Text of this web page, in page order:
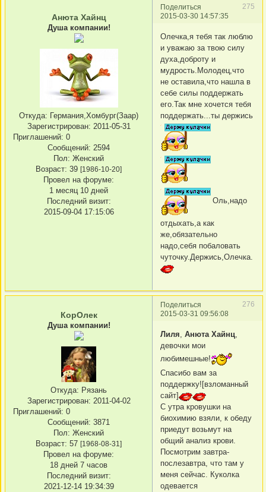
Поделиться
275
2015-03-30 14:57:35
Анюта Хайнц
Душа компании!
Откуда: Германия,Хомбург(Заар)
Зарегистрирован: 2011-05-31
Приглашений: 0
Сообщений: 2594
Пол: Женский
Возраст: 39 [1986-10-20]
Провел на форуме:
1 месяц 10 дней
Последний визит:
2015-09-04 17:15:06
Олечка,я тебя так люблю
и уважаю за твою силу
духа,доброту и
мудрость.Молодец,что
не оставила,что нашла в
себе силы поддержать
его.Так мне хочется тебя
поддержать...ты держись
Оль,надо
отдыхать,а как
же,обязательно
надо,себя побаловать
чуточку.Держись,Олечка.
Поделиться
276
2015-03-31 09:56:08
КорОлек
Душа компании!
Откуда: Рязань
Зарегистрирован: 2011-04-02
Приглашений: 0
Сообщений: 3871
Пол: Женский
Возраст: 57 [1968-08-31]
Провел на форуме:
18 дней 7 часов
Последний визит:
2021-12-14 19:34:39
Лиля, Анюта Хайнц,
девочки мои
любимешные!
Спасибо вам за
поддержку![взломанный
сайт]
С утра кровушки на
биохимию взяли, к обеду
приедут возьмут на
общий анализ крови.
Посмотрим завтра-
послезавтра, что там у
меня сейчас. Куколка
одевается